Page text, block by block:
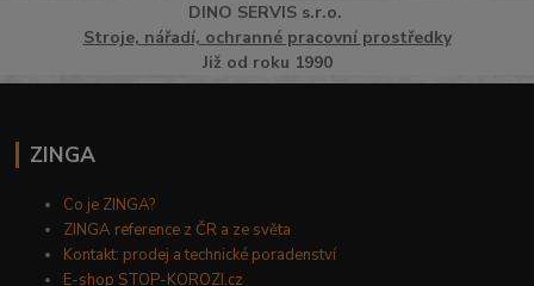
DINO SERVISs.r.o.
Stroje, nářadí, ochranné pracovní prostředky
Již od roku 1990
ZINGA
Co je ZINGA?
ZINGA reference z ČR a ze světa
Kontakt: prodej a technické poradenství
E-shop STOP-KOROZI.cz